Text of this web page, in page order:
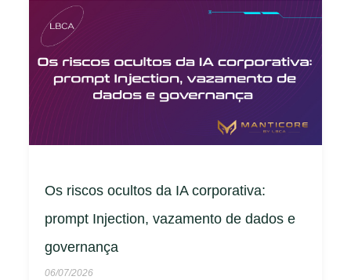
Os riscos ocultos da IA corporativa:
prompt Injection, vazamento de dados e
governança
06/07/2026